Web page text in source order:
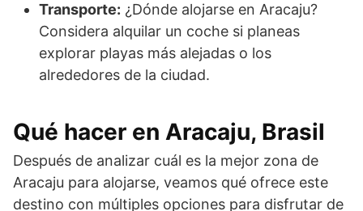
Transporte: ¿Dónde alojarse en Aracaju?
Considera alquilar un coche si planeas
explorar playas más alejadas o los
alrededores de la ciudad.
Qué hacer en Aracaju, Brasil
Después de analizar cuál es la mejor zona de
Aracaju para alojarse, veamos qué ofrece este
destino con múltiples opciones para disfrutar de